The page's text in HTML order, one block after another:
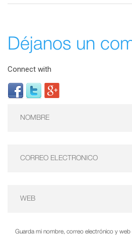
Déjanos un
Connect with
Guarda mi nombre, correo electrónico y